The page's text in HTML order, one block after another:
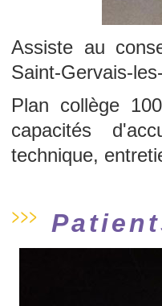
Assiste au
Saint-Gervais-
Plan collège
capacités
technique,